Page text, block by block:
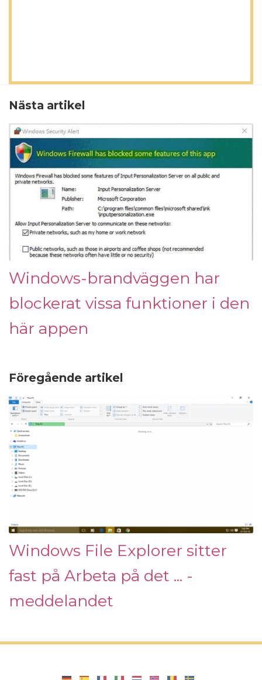
Nästa artikel
Windows-brandväggen har
blockerat vissa funktioner i den
här appen
Föregående artikel
Windows File Explorer sitter
fast på Arbeta på det ... -
meddelandet